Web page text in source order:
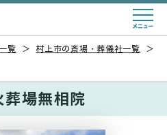
覧 ＞ 村上市の斎場・葬儀社一覧
＞
葬場無相院